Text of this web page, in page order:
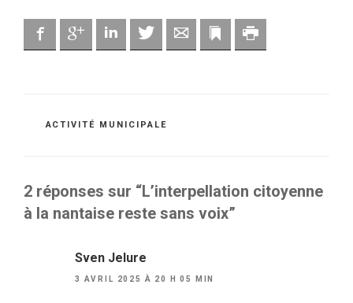
FacebookGoogle Linkedin Twitter Adresse mailMarque-page
CATÉGORIES
ACTIVITÉ MUNICIPALE
2 réponses sur “L’interpellation citoyenne
à la nantaise reste sans voix”
Sven Jelure
3 AVRIL 2025 À 20 H 05 MIN